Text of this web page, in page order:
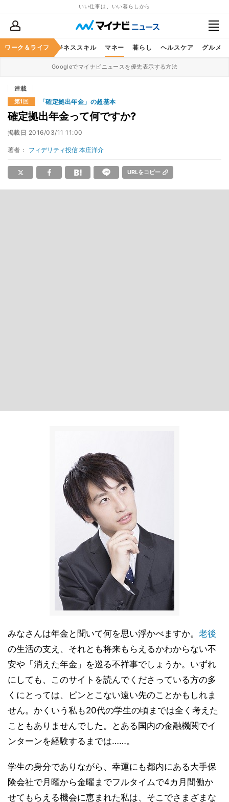
いい仕事は、いい暮らしから
ワーク＆ライフ
キャリア ビジネススキル マネー 暮らし ヘルスケア グルメ
Googleでマイナビニュースを優先表示する方法
連載
第1回 「確定拠出年金」の超基本
確定拠出年金って何ですか?
掲載日 2016/03/11 11:00
著者： フィデリティ投信 本庄洋介
URLをコピー
みなさんは年金と聞いて何を思い浮かべますか。 老後
の生活の支え、それとも将来もらえるかわからない不
安や「消えた年金」を巡る不祥事でしょうか。いずれ
にしても、このサイトを読んでくださっている方の多
くにとっては、ピンとこない遠い先のことかもしれま
せん。かくいう私も20代の学生の頃までは全く考えた
こともありませんでした。とある国内の金融機関でイ
ンターンを経験するまでは……。
学生の身分でありながら、幸運にも都内にある大手保
険会社で月曜から金曜までフルタイムで4カ月間働か
せてもらえる機会に恵まれた私は、そこでさまざまな